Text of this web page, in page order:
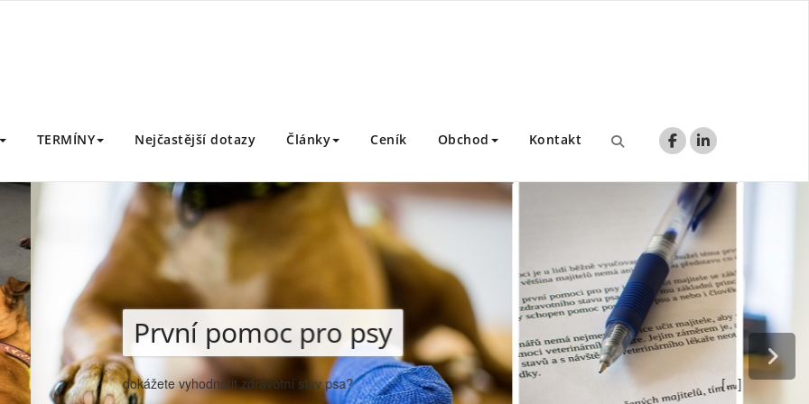
TERMÍNY Nejčastější dotazy Články Ceník Obchod Kontakt
stav psa? […]